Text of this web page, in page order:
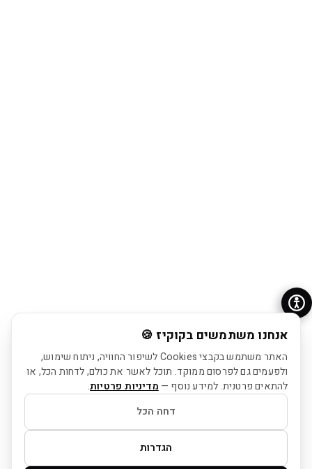
אנחנו משתמשים בקוקיז 🍪
האתר משתמש בקבצי Cookies לשיפור החוויה, ניתוח שימוש,
ולפעמים גם לפרסום ממוקד. תוכל לאשר את כולם, לדחות הכל, או
להתאים פרטנית. למידע נוסף — מדיניות פרטיות.
דחה הכל
הגדרות